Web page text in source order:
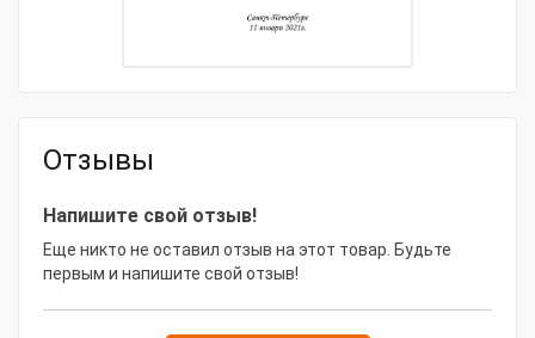
Отзывы
Напишите свой отзыв!
Еще никто не оставил отзыв на этот товар. Будьте
первым и напишите свой отзыв!